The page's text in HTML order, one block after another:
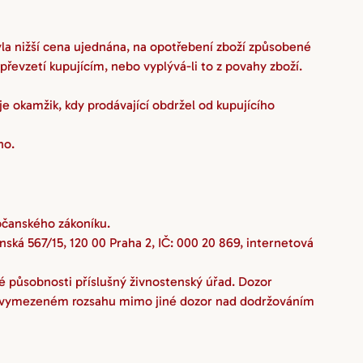
nižší cena ujednána, na opotřebení zboží způsobené
kupujícím, nebo vyplývá-li to z povahy zboží.
okamžik, kdy prodávající obdržel od kupujícího
zákoníku.
567/15, 120 00 Praha 2, IČ: 000 20 869, internetová
působnosti příslušný živnostenský úřad. Dozor
rozsahu mimo jiné dozor nad dodržováním